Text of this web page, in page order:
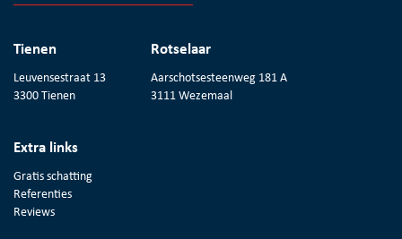
Tienen
Leuvensestraat 13
3300 Tienen
Rotselaar
Aarschotsesteenweg 181 A
3111 Wezemaal
Extra links
Gratis schatting
Referenties
Reviews